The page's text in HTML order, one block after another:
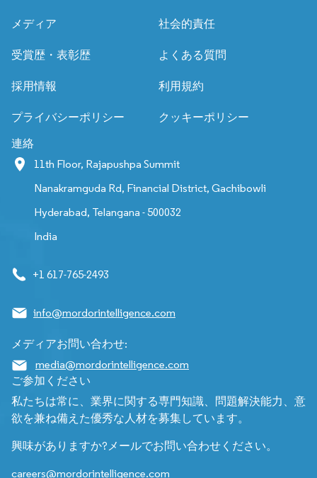
メディア 社会的責任
受賞歴・表彰歴 よくある質問
採用情報 利用規約
プライバシーポリシー クッキーポリシー
連絡
11th Floor, Rajapushpa Summit
Nanakramguda Rd, Financial District, Gachibowli
Hyderabad, Telangana - 500032
India
+1 617-765-2493
info@mordorintelligence.com
メディアお問い合わせ:
media@mordorintelligence.com
ご参加ください
私たちは常に、業界に関する専門知識、問題解決能力、意
欲を兼ね備えた優秀な人材を募集しています。
興味がありますか?メールでお問い合わせください。
careers@mordorintelligence.com